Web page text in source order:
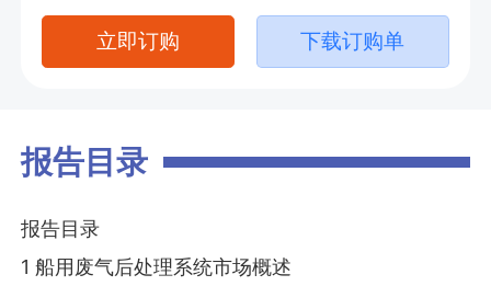
立即订购 下载订购单
报告目录
报告目录
1 船用废气后处理系统市场概述